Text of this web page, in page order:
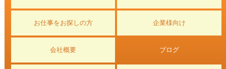
お仕事をお探しの方 企業様向け
会社概要 ブログ